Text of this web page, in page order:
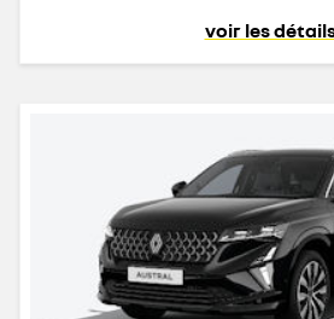
voir les